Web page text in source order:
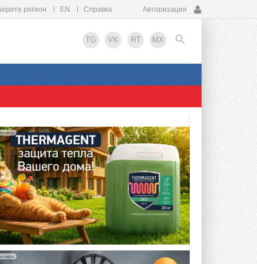
регион EN Справка Авторизация
TG VK RT MX
EN